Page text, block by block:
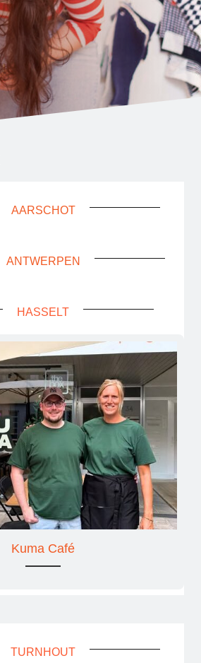
AARSCHOT
ANTWERPEN
HASSELT
Kuma Café
TURNHOUT